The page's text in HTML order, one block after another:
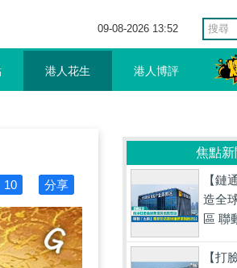
09-08-2026 13:52
港人花生 港人博評
分享
10
焦點新
【鏈
造全
區 聯
【打